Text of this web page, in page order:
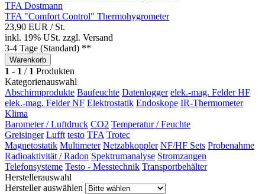
TFA Dostmann
TFA "Comfort Control" Thermohygrometer
23,90 EUR / St.
inkl. 19% USt. zzgl. Versand
3-4 Tage (Standard) **
Warenkorb
1 - 1 / 1 Produkten
Kategorienauswahl
Abschirmprodukte Baufeuchte Datenlogger elek.-mag. Felder HF
elek.-mag. Felder NF Elektrostatik Endoskope IR-Thermometer
Klima
Barometer / Luftdruck CO2 Temperatur / Feuchte
Greisinger Lufft testo TFA Trotec
Magnetostatik Multimeter Netzabkoppler NF/HF Sets Probenahme
Radioaktivität / Radon Spektrumanalyse Stromzangen
Telefonsysteme Testo - Messtechnik Transportbehälter
Herstellerauswahl
Hersteller auswählen